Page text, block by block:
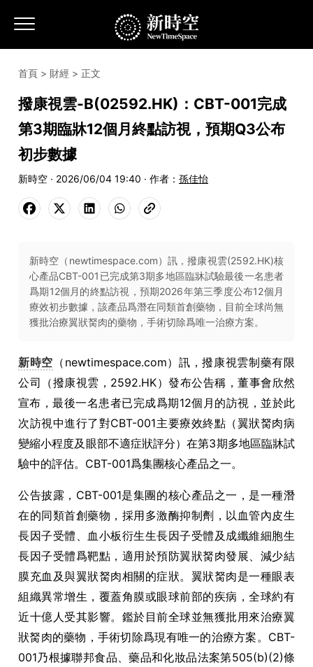
首頁 > 財經 > 正文
撥康視雲-B(02592.HK)：CBT-001完成
第3期臨牀12個月終點訪視，預期Q3公布
初步數據
新時空 · 2026/06/04 19:40 · 作者： 孫佳怡
新時空（newtimespace.com）訊，撥康視雲(2592.HK)核
心產品CBT-001已完成第3期多地區臨牀試驗最後一名患者
爲期12個月的終點訪視，預期2026年第三季度公布12個月
療效初步數據，該產品爲潛在同類首創藥物，目前全球尚無
獲批治療翼狀胬肉的藥物，手術切除爲唯一治療方案。
新時空 （newtimespace.com）訊，撥康視雲制藥有限
公司（撥康視雲，2592.HK）發布公告稱，董事會欣然
宣布，最後一名患者已完成爲期12個月的訪視，並於此
次訪視中進行了對CBT-001主要療效終點（翼狀胬肉病
變縮小程度及眼部不適症狀評分）在第3期多地區臨牀試
驗中的評估。CBT-001爲集團核心產品之一。
公告披露，CBT-001是集團的核心產品之一，是一種潛
在的同類首創藥物，採用多激酶抑制劑，以血管內皮生
長因子受體、血小板衍生生長因子受體及成纖維細胞生
長因子受體爲靶點，適用於預防翼狀胬肉發展、減少結
膜充血及與翼狀胬肉相關的症狀。翼狀胬肉是一種眼表
組織異常增生，覆蓋角膜或眼球前部的疾病，全球約有
近十億人受其影響。鑑於目前全球並無獲批用來治療翼
狀胬肉的藥物，手術切除爲現有唯一的治療方案。CBT-
001乃根據聯邦食品、藥品和化妝品法案第505(b)(2)條